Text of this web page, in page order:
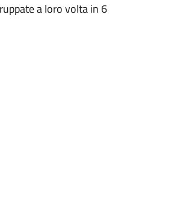
a loro volta in 6